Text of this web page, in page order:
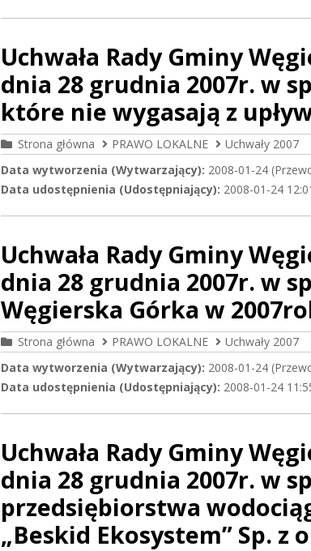
Uchwała Rady Gminy
dnia 28 grudnia 2007r. w
które nie wygasają z
Strona główna PRAWO LOKALNE
Uchwały 2007
Data wytworzenia (Wytwarzający): 2008-01-24
Data udostępnienia (Udostępniający): 2008-01-24
Uchwała Rady Gminy
dnia 28 grudnia 2007r. w
Węgierska Górka w
Strona główna PRAWO LOKALNE
Uchwały 2007
Data wytworzenia (Wytwarzający): 2008-01-24
Data udostępnienia (Udostępniający): 2008-01-24
Uchwała Rady Gminy
dnia 28 grudnia 2007r. w
przedsiębiorstwa
„Beskid Ekosystem” Sp. z